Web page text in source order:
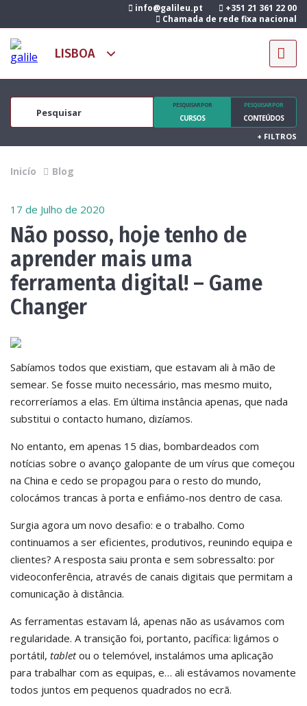
info@galileu.pt
+351 21 361 22 00
Chamada de rede fixa nacional
PESQUISAR POR
CURSOS
PESQUISAR POR
CONTEÚDOS
+ FILTROS
Inicío Blog
17 de Julho de 2020
Não posso, hoje tenho de
aprender mais uma
ferramenta digital! – Game
Changer
Sabíamos todos que existiam, que estavam ali à mão de
semear. Se fosse muito necessário, mas mesmo muito,
recorreríamos a elas. Em última instância apenas, que nada
substitui o contacto humano, dizíamos.
No entanto, em apenas 15 dias, bombardeados com
notícias sobre o avanço galopante de um vírus que começou
na China e cedo se propagou para o resto do mundo,
colocámos trancas à porta e enfiámo-nos dentro de casa.
Surgia agora um novo desafio: e o trabalho. Como
continuamos a ser eficientes, produtivos, reunindo equipa e
clientes? A resposta saiu pronta e sem sobressalto: por
videoconferência, através de canais digitais que permitam a
comunicação à distância.
As ferramentas estavam lá, apenas não as usávamos com
regularidade. A transição foi, portanto, pacífica: ligámos o
portátil, tabletou o telemóvel, instalámos uma aplicação
para trabalhar com as equipas, e… ali estávamos novamente
todos juntos em pequenos quadrados no ecrã.